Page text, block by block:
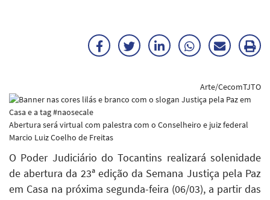
FacebookTwitterLinkedInWhatsApp
Enviar
E-
Arte/CecomTJTO
Abertura será virtual com palestra com o Conselheiro e juiz federal
Marcio Luiz Coelho de Freitas
O Poder Judiciário do Tocantins realizará solenidade
de abertura da 23ª edição da Semana Justiça pela Paz
em Casa na próxima segunda-feira (06/03), a partir das